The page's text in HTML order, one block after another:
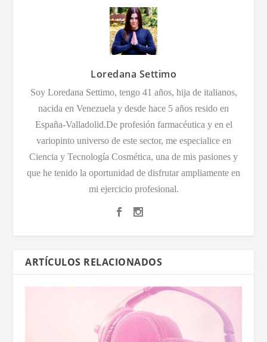
Loredana Settimo
Soy Loredana Settimo, tengo 41 años, hija de italianos,
nacida en Venezuela y desde hace 5 años resido en
España-Valladolid.De profesión farmacéutica y en el
variopinto universo de este sector, me especialice en
Ciencia y Tecnología Cosmética, una de mis pasiones y
que he tenido la oportunidad de disfrutar ampliamente en
mi ejercicio profesional.
ARTÍCULOS RELACIONADOS